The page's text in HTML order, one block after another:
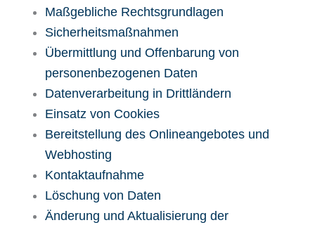
Maßgebliche Rechtsgrundlagen
Sicherheitsmaßnahmen
Übermittlung und Offenbarung von
personenbezogenen Daten
Datenverarbeitung in Drittländern
Einsatz von Cookies
Bereitstellung des Onlineangebotes und
Webhosting
Kontaktaufnahme
Löschung von Daten
Änderung und Aktualisierung der